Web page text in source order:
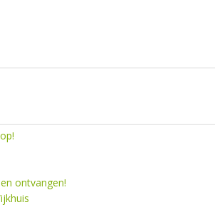
ontvangen!